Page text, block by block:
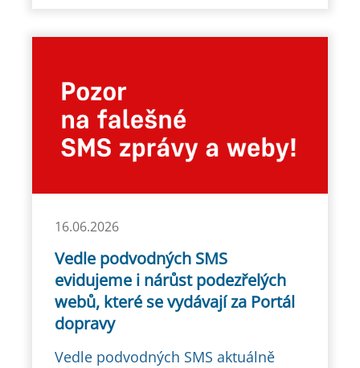
16.06.2026
Vedle podvodných SMS
evidujeme i nárůst podezřelých
webů, které se vydávají za Portál
dopravy
Vedle podvodných SMS aktuálně